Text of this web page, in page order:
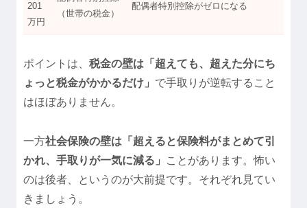
201
万円
（世帯の税金）
配偶者特別控除がゼロになる
ポイントは、 税金の壁は「超えても、超えた分にち
ょっと税金がかかるだけ」 で手取りが逆転すること
はほぼありません。
一方社会保険の壁は「超えると保険料がまとめて引
かれ、手取りが一気に減る」
ことがあります。怖い
のは後者、というのが大前提です。それぞれ見てい
きましょう。